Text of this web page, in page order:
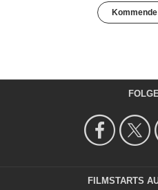
FILMSTARTS